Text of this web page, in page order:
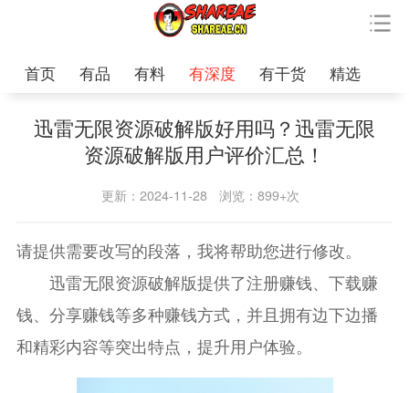
首页 有品 有料 有深度 有干货 精选
迅雷无限资源破解版好用吗？迅雷无限
资源破解版用户评价汇总！
更新：2024-11-28 浏览：899+次
请提供需要改写的段落，我将帮助您进行修改。
迅雷无限资源破解版提供了注册赚钱、下载赚
钱、分享赚钱等多种赚钱方式，并且拥有边下边播
和精彩内容等突出特点，提升用户体验。